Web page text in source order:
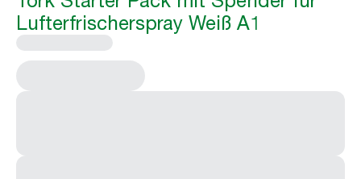
Lufterfrischerspray Weiß A1